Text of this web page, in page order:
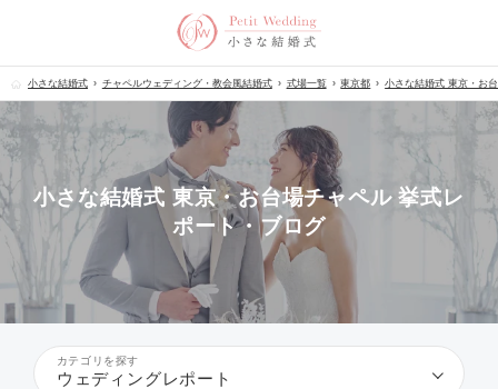
小さな結婚式 チャペルウェディング・教会風結婚式 式場一覧 東京都 小さな結婚式 東京・お
小さな結婚式 東京・お台場チャペル 挙式レ
ポート・ブログ
カテゴリを探す
ウェディングレポート